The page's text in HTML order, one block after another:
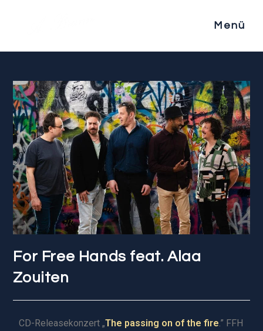
Menü
For Free Hands feat. Alaa
Zouiten
CD-Releasekonzert „The passing on of the fire.” FFH